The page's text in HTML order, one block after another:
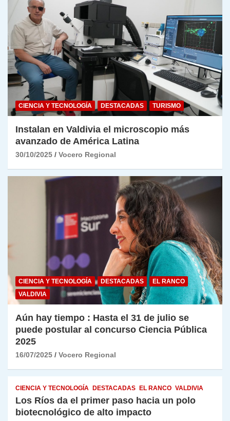
CIENCIA Y TECNOLOGÍA DESTACADAS TURISMO
Instalan en Valdivia el microscopio más
avanzado de América Latina
30/10/2025 Vocero Regional
CIENCIA Y TECNOLOGÍA DESTACADAS
EL RANCO
VALDIVIA
Aún hay tiempo : Hasta el 31 de julio se
puede postular al concurso Ciencia Pública
2025
16/07/2025 Vocero Regional
CIENCIA Y TECNOLOGÍA DESTACADAS EL RANCO VALDIVIA
Los Ríos da el primer paso hacia un polo
biotecnológico de alto impacto